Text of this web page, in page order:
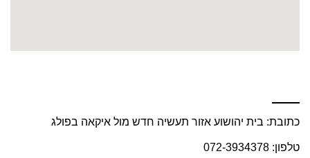
כתובת: בית יהושוע אזור תעשיה חדש מול איקאה בפולג
טלפון: 072-3934378